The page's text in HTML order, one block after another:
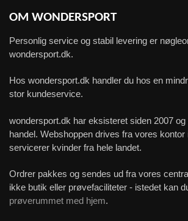
OM WONDERSPORT
Personlig service og stabil levering er
wondersport.dk.
Hos wondersport.dk handler du hos en
stor kundeservice.
wondersport.dk har eksisteret siden 2007
handel. Webshoppen drives fra vores
servicerer kvinder fra hele landet.
Ordrer pakkes og sendes ud fra vores
ikke butik eller prøvefaciliteter - istedet kan
prøverummet med hjem.